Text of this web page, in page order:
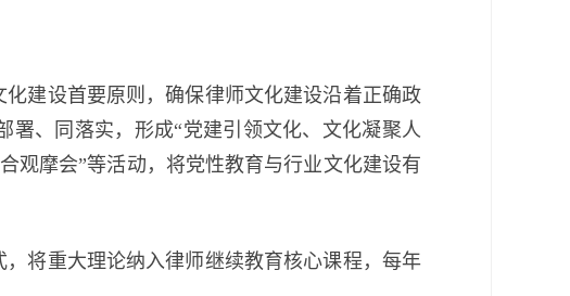
建设首要原则，确保律师文化建设沿着正确政
、同落实，形成“党建引领文化、文化凝聚人
观摩会”等活动，将党性教育与行业文化建设有
将重大理论纳入律师继续教育核心课程，每年